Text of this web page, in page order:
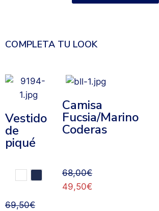
COMPLETA TU LOOK
Vestido
de
piqué
69,50€
Camisa
Fucsia/Marino
Coderas
68,00€
49,50€